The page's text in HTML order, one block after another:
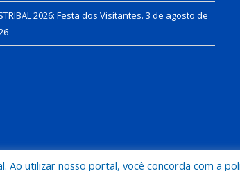
2026: Festa dos Visitantes. 3 de agosto de
Ao utilizar nosso portal, você concorda com a